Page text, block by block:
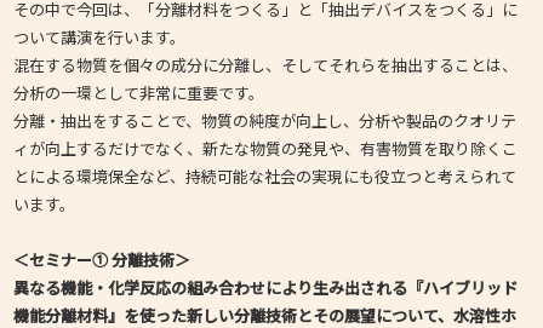
その中で今回は、「分離材料をつくる」と「抽出デバイスをつくる」に
ついて講演を行います。
混在する物質を個々の成分に分離し、そしてそれらを抽出することは、
分析の一環として非常に重要です。
分離・抽出をすることで、物質の純度が向上し、分析や製品のクオリテ
ィが向上するだけでなく、新たな物質の発見や、有害物質を取り除くこ
とによる環境保全など、持続可能な社会の実現にも役立つと考えられて
います。
＜セミナー① 分離技術＞
異なる機能・化学反応の組み合わせにより生み出される『ハイブリッド
機能分離材料』を使った新しい分離技術とその展望について、水溶性ホ